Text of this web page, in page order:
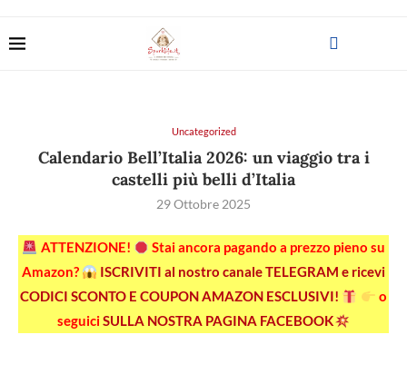
Uncategorized
Calendario Bell’Italia 2026: un viaggio tra i
castelli più belli d’Italia
29 Ottobre 2025
ATTENZIONE!
Stai ancora pagando a prezzo pieno su
Amazon?
ISCRIVITI al nostro canale TELEGRAM e ricevi
CODICI SCONTO E COUPON AMAZON ESCLUSIVI!
o
seguiciSULLA NOSTRA PAGINA FACEBOOK